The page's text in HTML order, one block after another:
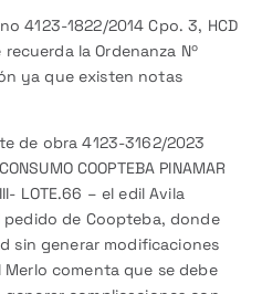
4123-1822/2014 Cpo. 3, HCD
recuerda la Ordenanza Nº
ya que existen notas
de obra 4123-3162/2023
COOPTEBA PINAMAR
LOTE.66 – el edil Avila
de Coopteba, donde
sin generar modificaciones
Merlo comenta que se debe